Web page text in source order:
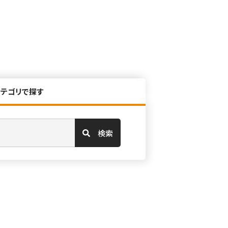
ゴリで探す
検索